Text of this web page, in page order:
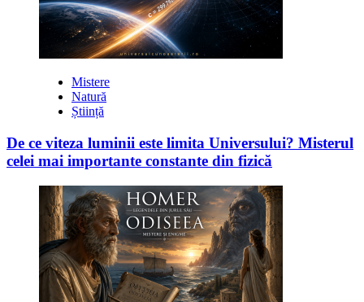
Mistere
Natură
Știință
De ce viteza luminii este limita Universului? Misterul
celei mai importante constante din fizică